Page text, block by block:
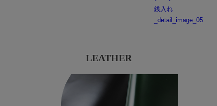
LEATHER